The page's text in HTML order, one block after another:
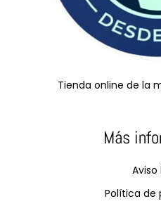
Tienda online de la
Más
Aviso
Política de